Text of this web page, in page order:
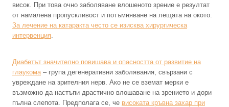
висок. При това очно заболяване влошеното зрение е резултат
от намалена пропускливост и потъмняване на лещата на окото.
За лечение на катаракта често се изисква хирургическа
интервенция
Диабетът значително повишава и опасността от развитие на
глаукома – група дегенеративни заболявания, свързани с
увреждане на зрителния нерв. Ако не се вземат мерки е
възможно да настъпи драстично влошаване на зрението и дори
пълна слепота. Предполага се, че високата кръвна захар при